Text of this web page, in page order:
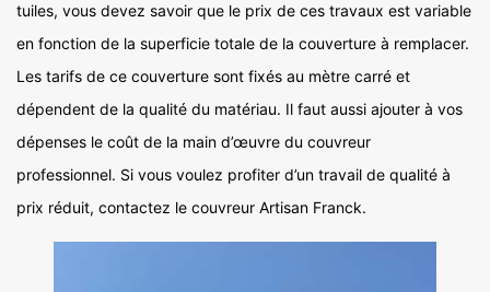
tuiles, vous devez savoir que le prix de ces travaux est variable
en fonction de la superficie totale de la couverture à remplacer.
Les tarifs de ce couverture sont fixés au mètre carré et
dépendent de la qualité du matériau. Il faut aussi ajouter à vos
dépenses le coût de la main d’œuvre du couvreur
professionnel. Si vous voulez profiter d’un travail de qualité à
prix réduit, contactez le couvreur Artisan Franck.